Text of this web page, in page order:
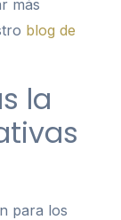
más
blog de
la
para los